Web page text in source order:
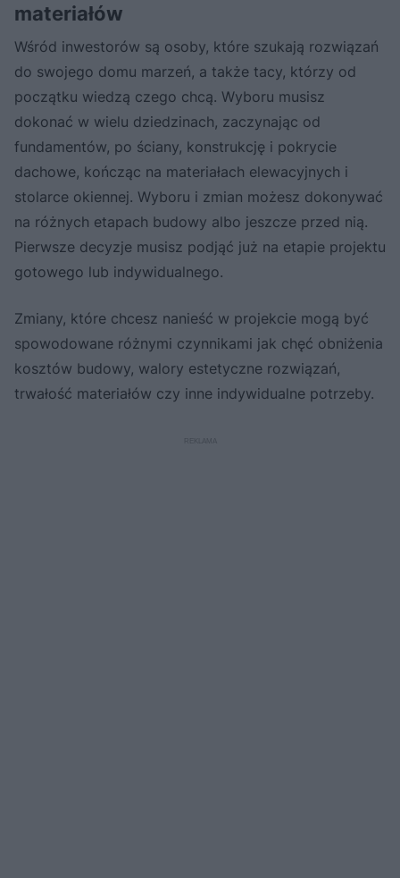
materiałów
Wśród inwestorów są osoby, które szukają rozwiązań
do swojego domu marzeń, a także tacy, którzy od
początku wiedzą czego chcą. Wyboru musisz
dokonać w wielu dziedzinach, zaczynając od
fundamentów, po ściany, konstrukcję i pokrycie
dachowe, kończąc na materiałach elewacyjnych i
stolarce okiennej. Wyboru i zmian możesz dokonywać
na różnych etapach budowy albo jeszcze przed nią.
Pierwsze decyzje musisz podjąć już na etapie projektu
gotowego lub indywidualnego.
Zmiany, które chcesz nanieść w projekcie mogą być
spowodowane różnymi czynnikami jak chęć obniżenia
kosztów budowy, walory estetyczne rozwiązań,
trwałość materiałów czy inne indywidualne potrzeby.